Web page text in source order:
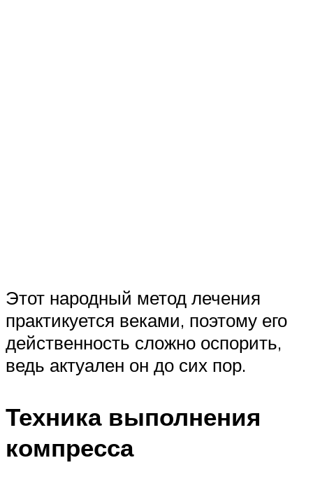
Этот народный метод лечения
практикуется веками, поэтому его
действенность сложно оспорить,
ведь актуален он до сих пор.
Техника выполнения
компресса